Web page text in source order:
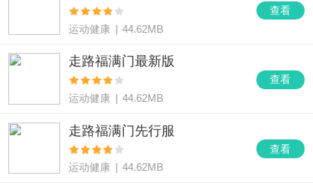
查看
运动健康 | 44.62MB
查看
走路福满门最新版
运动健康 | 44.62MB
查看
走路福满门先行服
运动健康 44.62MB